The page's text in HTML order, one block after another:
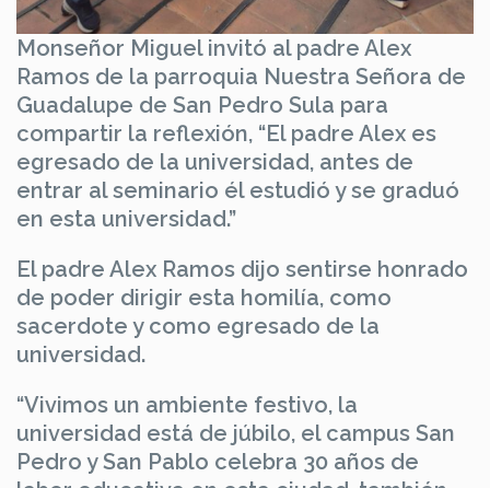
Monseñor Miguel invitó al padre Alex
Ramos de la parroquia Nuestra Señora de
Guadalupe de San Pedro Sula para
compartir la reflexión, “El padre Alex es
egresado de la universidad, antes de
entrar al seminario él estudió y se graduó
en esta universidad.”
El padre Alex Ramos dijo sentirse honrado
de poder dirigir esta homilía, como
sacerdote y como egresado de la
universidad.
“Vivimos un ambiente festivo, la
universidad está de júbilo, el campus San
Pedro y San Pablo celebra 30 años de